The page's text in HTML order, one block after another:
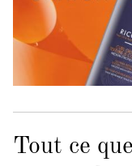
Tout ce